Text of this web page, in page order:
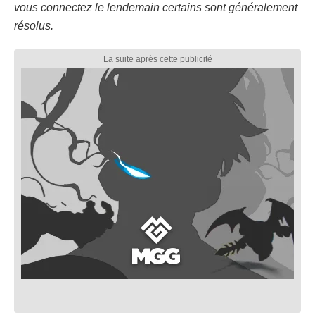
vous connectez le lendemain certains sont généralement
résolus.